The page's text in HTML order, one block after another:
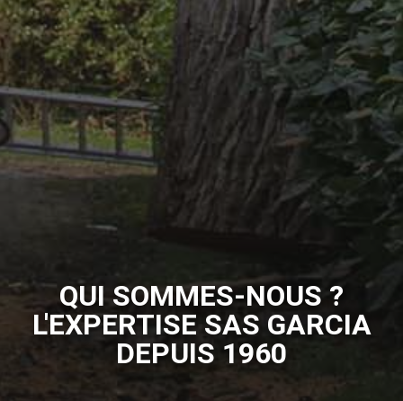
QUI SOMMES-NOUS ?
L'EXPERTISE SAS GARCIA
DEPUIS 1960